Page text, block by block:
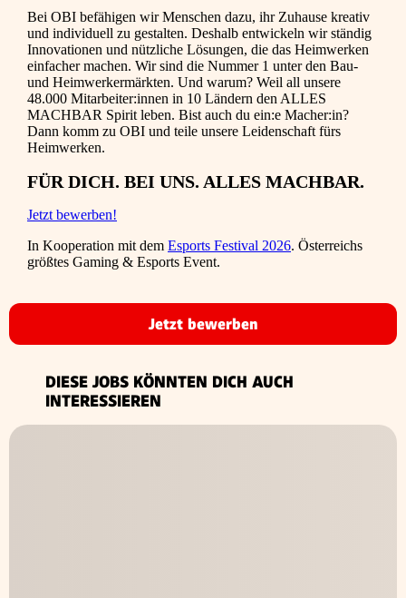
Bei OBI befähigen wir Menschen dazu, ihr Zuhause kreativ
und individuell zu gestalten. Deshalb entwickeln wir ständig
Innovationen und nützliche Lösungen, die das Heimwerken
einfacher machen. Wir sind die Nummer 1 unter den Bau-
und Heimwerkermärkten. Und warum? Weil all unsere
48.000 Mitarbeiter:innen in 10 Ländern den ALLES
MACHBAR Spirit leben. Bist auch du ein:e Macher:in?
Dann komm zu OBI und teile unsere Leidenschaft fürs
Heimwerken.
FÜR DICH. BEI UNS. ALLES MACHBAR.
Jetzt bewerben!
In Kooperation mit dem Esports Festival 2026. Österreichs
größtes Gaming & Esports Event.
Jetzt bewerben
DIESE JOBS KÖNNTEN DICH AUCH
INTERESSIEREN